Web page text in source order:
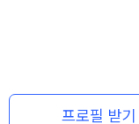
프로필 받기